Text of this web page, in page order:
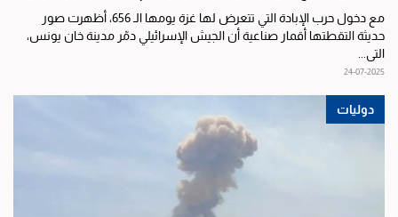
مع دخول حرب الإبادة التي تتعرض لها غزة يومها الـ 656، أظهرت صور
حديثة التقطتها أقمار صناعية أن الجيش الإسرائيلي دمّر مدينة خان يونس،
التي...
24-07-2025
دوليات